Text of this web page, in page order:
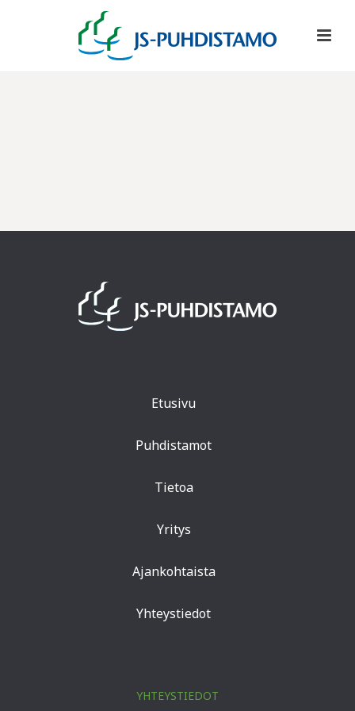
Etusivu
Puhdistamot
Tietoa
Yritys
Ajankohtaista
Yhteystiedot
YHTEYSTIEDOT